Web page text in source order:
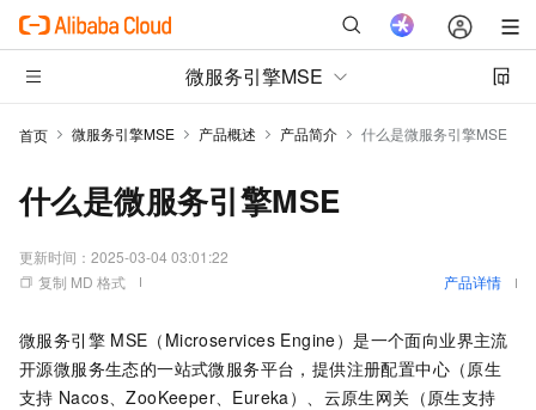
微服务引擎MSE
首页 微服务引擎MSE 产品概述 产品简介 什么是微服务引擎MSE
什么是微服务引擎MSE
更新时间： 2025-03-04 03:01:22
复制 MD 格式
产品详情
微服务引擎 MSE（Microservices Engine）是一个面向业界主流
开源微服务生态的一站式微服务平台，提供注册配置中心（原生
支持 Nacos、ZooKeeper、Eureka）、云原生网关（原生支持